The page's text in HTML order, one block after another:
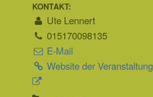
KONTAKT:
Ute Lennert
015170098135
E-Mail
Website der Veranstaltung